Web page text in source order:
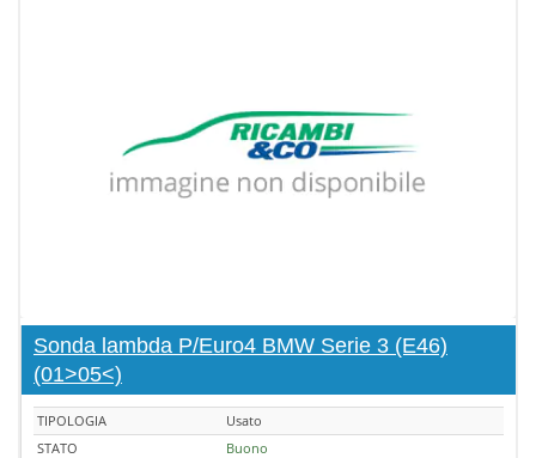
Sonda lambda P/Euro4 BMW Serie 3 (E46)
(01>05<)
TIPOLOGIA
Usato
STATO
Buono